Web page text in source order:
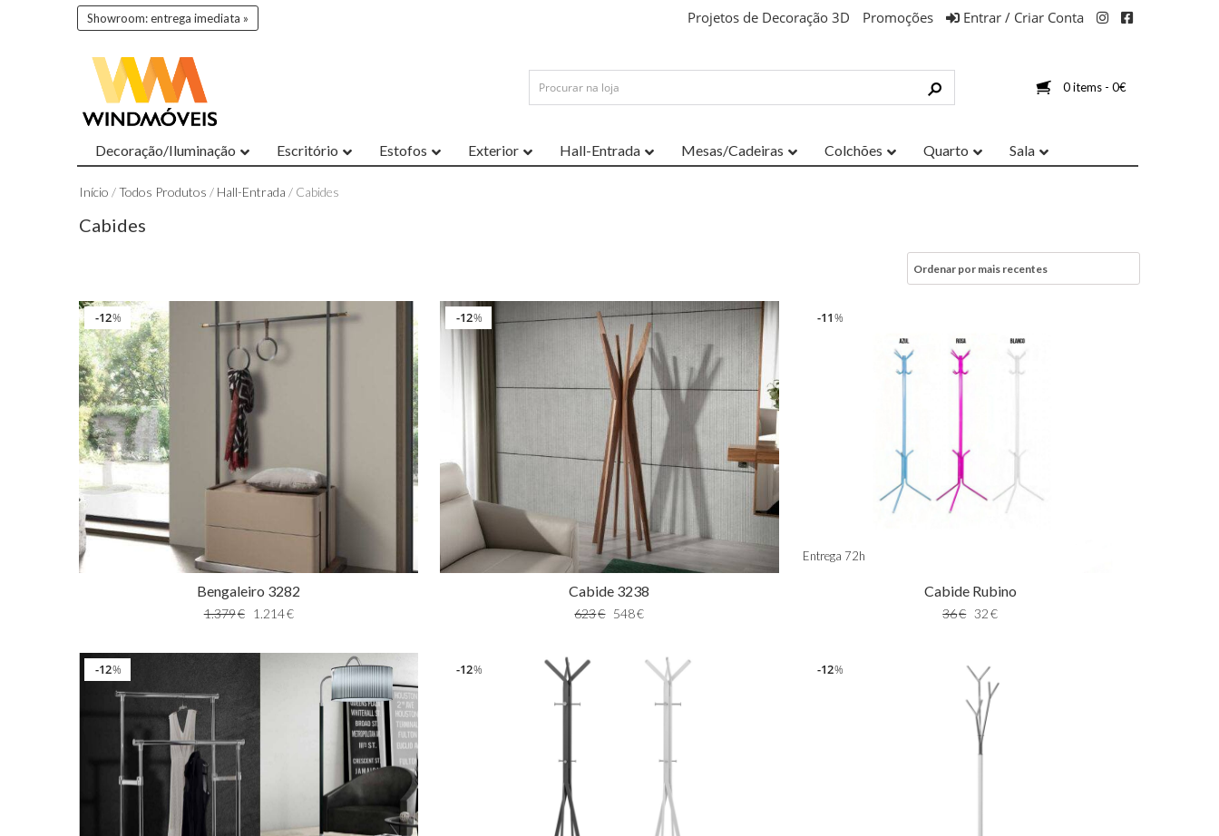
Showroom: entrega imediata » Projetos de Decoração 3D Promoções Entrar / Criar Conta
0 items - 0€
Decoração/Iluminação Escritório Estofos Exterior Hall-Entrada Mesas/Cadeiras Colchões Quarto Sala
Início /Todos Produtos / Hall-Entrada / Cabides
Cabides
%
12
Bengaleiro 3282
1.379€ 1.214€
%
12
Cabide 3238
623€ 548€
Entrega 72h
%
11
Cabide Rubino
36€ 32€
%
12 %
12 %
12